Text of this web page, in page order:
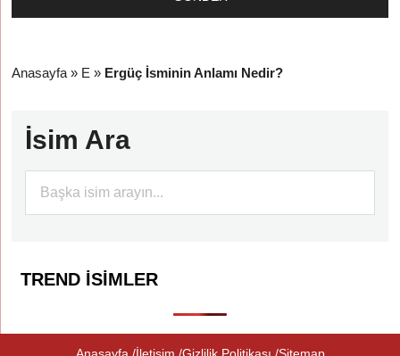
Anasayfa » E » Ergüç İsminin Anlamı Nedir?
İsim Ara
TREND İSIMLER
Anasayfa İletişim Gizlilik Politikası Sitemap